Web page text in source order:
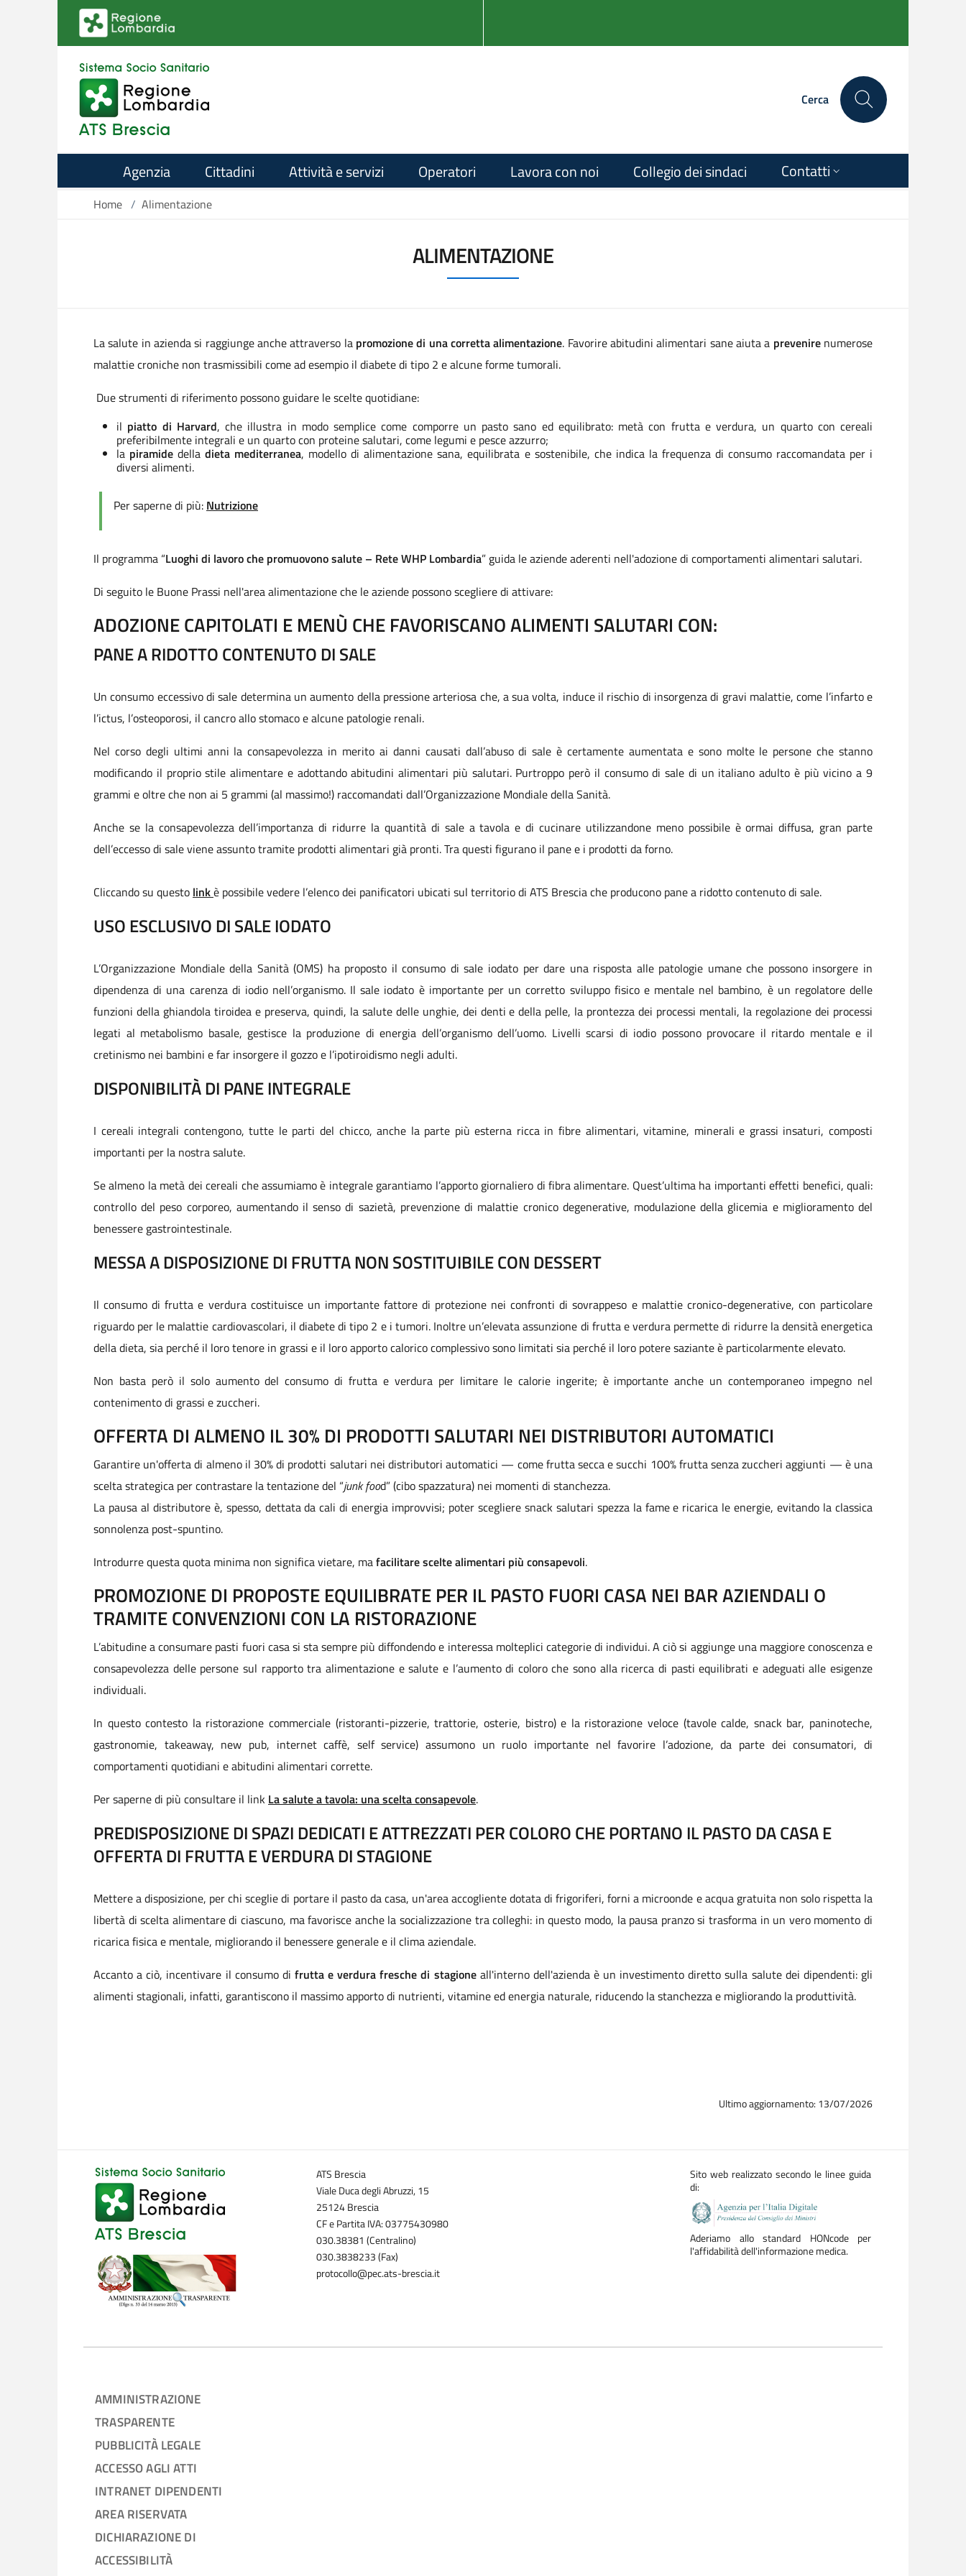
Salta al contenuto principale
Cerca
Agenzia Cittadini Attività e servizi Operatori Lavora con noi Collegio dei sindaci Contatti
Home / Alimentazione
ALIMENTAZIONE
La salute in azienda si raggiunge anche attraverso la promozione di una corretta alimentazione. Favorire abitudini alimentari sane aiuta a prevenire numerose
malattie croniche non trasmissibili come ad esempio il diabete di tipo 2 e alcune forme tumorali.
Due strumenti di riferimento possono guidare le scelte quotidiane:
il piatto di Harvard, che illustra in modo semplice come comporre un pasto sano ed equilibrato: metà con frutta e verdura, un quarto con cereali
preferibilmente integrali e un quarto con proteine salutari, come legumi e pesce azzurro;
la piramide della dieta mediterranea, modello di alimentazione sana, equilibrata e sostenibile, che indica la frequenza di consumo raccomandata per i
diversi alimenti.
Per saperne di più: Nutrizione
Il programma “Luoghi di lavoro che promuovono salute – Rete WHP Lombardia” guida le aziende aderenti nell'adozione di comportamenti alimentari salutari.
Di seguito le Buone Prassi nell'area alimentazione che le aziende possono scegliere di attivare:
ADOZIONE CAPITOLATI E MENÙ CHE FAVORISCANO ALIMENTI SALUTARI CON:
PANE A RIDOTTO CONTENUTO DI SALE
Un consumo eccessivo di sale determina un aumento della pressione arteriosa che, a sua volta, induce il rischio di insorgenza di gravi malattie, come l’infarto e
l’ictus, l’osteoporosi, il cancro allo stomaco e alcune patologie renali.
Nel corso degli ultimi anni la consapevolezza in merito ai danni causati dall’abuso di sale è certamente aumentata e sono molte le persone che stanno
modificando il proprio stile alimentare e adottando abitudini alimentari più salutari. Purtroppo però il consumo di sale di un italiano adulto è più vicino a 9
grammi e oltre che non ai 5 grammi (al massimo!) raccomandati dall’Organizzazione Mondiale della Sanità.
Anche se la consapevolezza dell’importanza di ridurre la quantità di sale a tavola e di cucinare utilizzandone meno possibile è ormai diffusa, gran parte
dell’eccesso di sale viene assunto tramite prodotti alimentari già pronti. Tra questi figurano il pane e i prodotti da forno.
Cliccando su questo linkè possibile vedere l’elenco dei panificatori ubicati sul territorio di ATS Brescia che producono pane a ridotto contenuto di sale.
USO ESCLUSIVO DI SALE IODATO
L’Organizzazione Mondiale della Sanità (OMS) ha proposto il consumo di sale iodato per dare una risposta alle patologie umane che possono insorgere in
dipendenza di una carenza di iodio nell’organismo. Il sale iodato è importante per un corretto sviluppo fisico e mentale nel bambino, è un regolatore delle
funzioni della ghiandola tiroidea e preserva, quindi, la salute delle unghie, dei denti e della pelle, la prontezza dei processi mentali, la regolazione dei processi
legati al metabolismo basale, gestisce la produzione di energia dell’organismo dell’uomo. Livelli scarsi di iodio possono provocare il ritardo mentale e il
cretinismo nei bambini e far insorgere il gozzo e l’ipotiroidismo negli adulti.
DISPONIBILITÀ DI PANE INTEGRALE
I cereali integrali contengono, tutte le parti del chicco, anche la parte più esterna ricca in fibre alimentari, vitamine, minerali e grassi insaturi, composti
importanti per la nostra salute.
Se almeno la metà dei cereali che assumiamo è integrale garantiamo l’apporto giornaliero di fibra alimentare. Quest’ultima ha importanti effetti benefici, quali:
controllo del peso corporeo, aumentando il senso di sazietà, prevenzione di malattie cronico degenerative, modulazione della glicemia e miglioramento del
benessere gastrointestinale.
MESSA A DISPOSIZIONE DI FRUTTA NON SOSTITUIBILE CON DESSERT
Il consumo di frutta e verdura costituisce un importante fattore di protezione nei confronti di sovrappeso e malattie cronico-degenerative, con particolare
riguardo per le malattie cardiovascolari, il diabete di tipo 2 e i tumori. Inoltre un’elevata assunzione di frutta e verdura permette di ridurre la densità energetica
della dieta, sia perché il loro tenore in grassi e il loro apporto calorico complessivo sono limitati sia perché il loro potere saziante è particolarmente elevato.
Non basta però il solo aumento del consumo di frutta e verdura per limitare le calorie ingerite; è importante anche un contemporaneo impegno nel
contenimento di grassi e zuccheri.
OFFERTA DI ALMENO IL 30% DI PRODOTTI SALUTARI NEI DISTRIBUTORI AUTOMATICI
Garantire un'offerta di almeno il 30% di prodotti salutari nei distributori automatici — come frutta secca e succhi 100% frutta senza zuccheri aggiunti — è una
scelta strategica per contrastare la tentazione del “junk food” (cibo spazzatura) nei momenti di stanchezza.
La pausa al distributore è, spesso, dettata da cali di energia improvvisi; poter scegliere snack salutari spezza la fame e ricarica le energie, evitando la classica
sonnolenza post-spuntino.
Introdurre questa quota minima non significa vietare, mafacilitare scelte alimentari più consapevoli.
PROMOZIONE DI PROPOSTE EQUILIBRATE PER IL PASTO FUORI CASA NEI BAR AZIENDALI O
TRAMITE CONVENZIONI CON LA RISTORAZIONE
L’abitudine a consumare pasti fuori casa si sta sempre più diffondendo e interessa molteplici categorie di individui. A ciò si aggiunge una maggiore conoscenza e
consapevolezza delle persone sul rapporto tra alimentazione e salute e l’aumento di coloro che sono alla ricerca di pasti equilibrati e adeguati alle esigenze
individuali.
In questo contesto la ristorazione commerciale (ristoranti-pizzerie, trattorie, osterie, bistro) e la ristorazione veloce (tavole calde, snack bar, paninoteche,
gastronomie, takeaway, new pub, internet caffè, self service) assumono un ruolo importante nel favorire l’adozione, da parte dei consumatori, di
comportamenti quotidiani e abitudini alimentari corrette.
Per saperne di più consultare il link La salute a tavola: una scelta consapevole.
PREDISPOSIZIONE DI SPAZI DEDICATI E ATTREZZATI PER COLORO CHE PORTANO IL PASTO DA CASA E
OFFERTA DI FRUTTA E VERDURA DI STAGIONE
Mettere a disposizione, per chi sceglie di portare il pasto da casa, un'area accogliente dotata di frigoriferi, forni a microonde e acqua gratuita non solo rispetta la
libertà di scelta alimentare di ciascuno, ma favorisce anche la socializzazione tra colleghi: in questo modo, la pausa pranzo si trasforma in un vero momento di
ricarica fisica e mentale, migliorando il benessere generale e il clima aziendale.
Accanto a ciò, incentivare il consumo di frutta e verdura fresche di stagioneall'interno dell'azienda è un investimento diretto sulla salute dei dipendenti: gli
alimenti stagionali, infatti, garantiscono il massimo apporto di nutrienti, vitamine ed energia naturale, riducendo la stanchezza e migliorando la produttività.
Ultimo aggiornamento: 13/07/2026
ATS Brescia
Viale Duca degli Abruzzi, 15
25124 Brescia
CF e Partita IVA: 03775430980
030.38381 (Centralino)
030.3838233 (Fax)
protocollo@pec.ats-brescia.it
Sito web realizzato secondo le linee guida
di:
Aderiamo allo standard HONcode per
l'affidabilità dell'informazione medica.
AMMINISTRAZIONE
TRASPARENTE
PUBBLICITÀ LEGALE
ACCESSO AGLI ATTI
INTRANET DIPENDENTI
AREA RISERVATA
DICHIARAZIONE DI
ACCESSIBILITÀ